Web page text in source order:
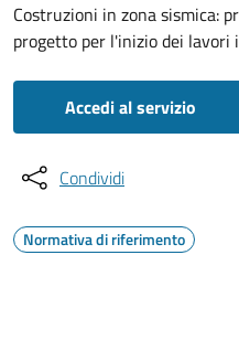
Costruzioni in zona sismica:
progetto per l'inizio dei lavori
Accedi al servizio
Condividi
Normativa di riferimento